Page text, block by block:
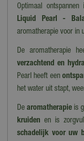
Optimaal
Liquid Pearl -
aromatherapie voor in
De aromatherapie
verzachtend en
Pearl heeft eeno
het water uit stapt,
Dearomatherapie is
kruiden en is
schadelijk voor uw